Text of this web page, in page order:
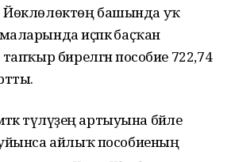
Йөклөлөктөң башында уҡ
иҫәпкә баҫҡан
бирелгән пособие 722,74
түләүҙең артыуына бәйле
айлыҡ пособиеның